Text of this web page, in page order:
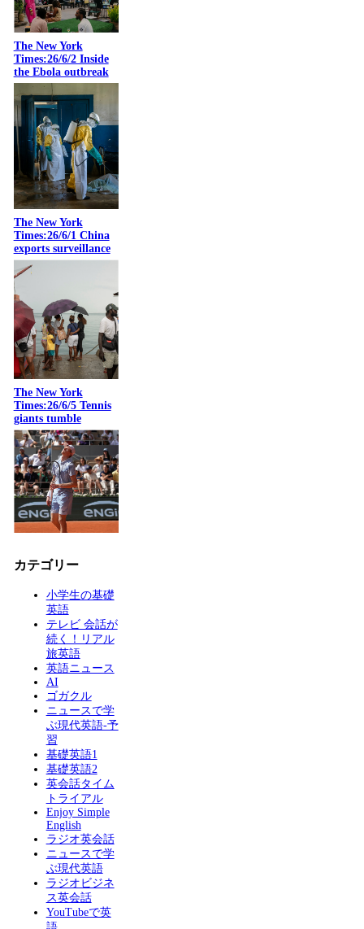
The New York
Times:26/6/2 Inside
the Ebola outbreak
The New York
Times:26/6/1 China
exports surveillance
The New York
Times:26/6/5 Tennis
giants tumble
カテゴリー
小学生の基礎
英語
テレビ 会話が
続く！リアル
旅英語
英語ニュース
AI
ゴガクル
ニュースで学
ぶ現代英語-予
習
基礎英語1
基礎英語2
英会話タイム
トライアル
Enjoy Simple
English
ラジオ英会話
ニュースで学
ぶ現代英語
ラジオビジネ
ス英会話
YouTubeで英